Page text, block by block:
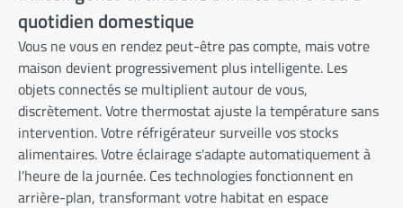
quotidien domestique
Vous ne vous en rendez peut-être pas compte, mais votre
maison devient progressivement plus intelligente. Les
objets connectés se multiplient autour de vous,
discrètement. Votre thermostat ajuste la température sans
intervention. Votre réfrigérateur surveille vos stocks
alimentaires. Votre éclairage s'adapte automatiquement à
l'heure de la journée. Ces technologies fonctionnent en
arrière-plan, transformant votre habitat en espace